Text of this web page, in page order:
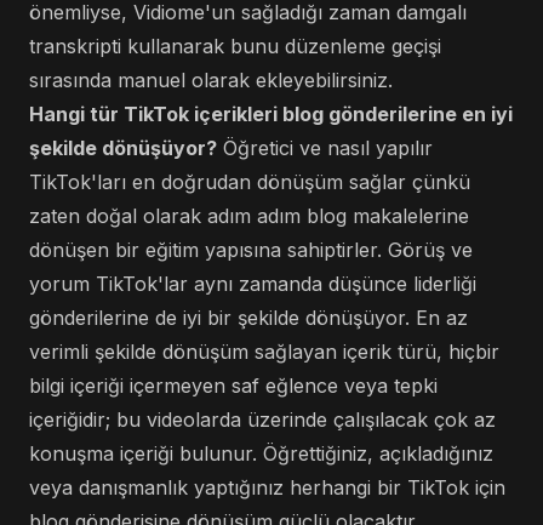
önemliyse, Vidiome'un sağladığı zaman damgalı
transkripti kullanarak bunu düzenleme geçişi
sırasında manuel olarak ekleyebilirsiniz.
Hangi tür TikTok içerikleri blog gönderilerine en iyi
şekilde dönüşüyor? Öğretici ve nasıl yapılır
TikTok'ları en doğrudan dönüşüm sağlar çünkü
zaten doğal olarak adım adım blog makalelerine
dönüşen bir eğitim yapısına sahiptirler. Görüş ve
yorum TikTok'lar aynı zamanda düşünce liderliği
gönderilerine de iyi bir şekilde dönüşüyor. En az
verimli şekilde dönüşüm sağlayan içerik türü, hiçbir
bilgi içeriği içermeyen saf eğlence veya tepki
içeriğidir; bu videolarda üzerinde çalışılacak çok az
konuşma içeriği bulunur. Öğrettiğiniz, açıkladığınız
veya danışmanlık yaptığınız herhangi bir TikTok için